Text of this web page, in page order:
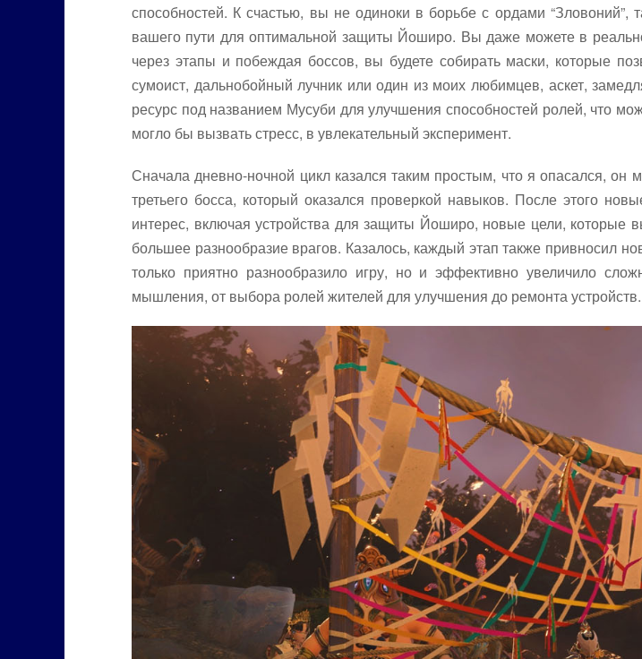
способностей. К счастью, вы не одиноки в борьбе с ордами
вашего пути для оптимальной защиты Йоширо. Вы даже можете в
через этапы и побеждая боссов, вы будете собирать маски, которые
сумоист, дальнобойный лучник или один из моих любимцев, аскет,
ресурс под названием Мусуби для улучшения способностей ролей, что
могло бы вызвать стресс, в увлекательный эксперимент.
Сначала дневно-ночной цикл казался таким простым, что я опасался,
третьего босса, который оказался проверкой навыков. После этого
интерес, включая устройства для защиты Йоширо, новые цели, которые
большее разнообразие врагов. Казалось, каждый этап также привносил
только приятно разнообразило игру, но и эффективно увеличило
мышления, от выбора ролей жителей для улучшения до ремонта устройств.